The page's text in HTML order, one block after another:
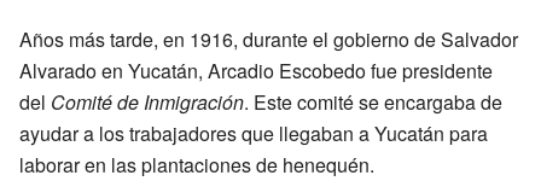
Años más tarde, en 1916, durante el gobierno de Salvador
Alvarado en Yucatán, Arcadio Escobedo fue presidente
del Comité de Inmigración. Este comité se encargaba de
ayudar a los trabajadores que llegaban a Yucatán para
laborar en las plantaciones de henequén.